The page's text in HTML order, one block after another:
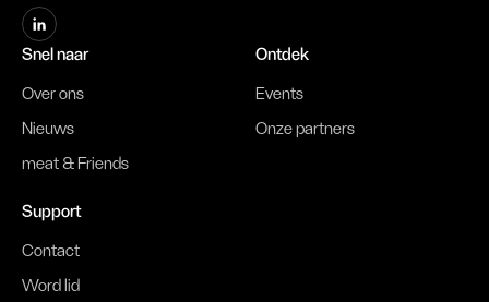
Snel naar
Over ons
Nieuws
meat & Friends
Ontdek
Events
Onze partners
Support
Contact
Word lid